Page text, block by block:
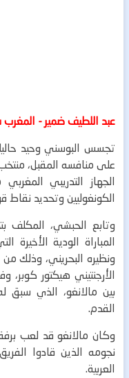
عبد اللطيف ضمير -
تجسس البوسني وحيد
على منافسه المقبل،
الجهاز التدريبي
الكونغوليين وتحديد
وتابع الحبشي، المكلف
المباراة الودية الأخيرة
ونظيره البحريني، وذلك
الأرجنتيني هيكتور
بين مالانغو، الذي سبق
القدم.
وكان مالانغو قد لعب
نجومه الذين قادوا
العربية.